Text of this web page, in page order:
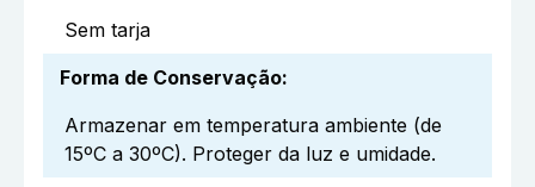
Sem tarja
Forma de Conservação:
Armazenar em temperatura ambiente (de
15ºC a 30ºC). Proteger da luz e umidade.